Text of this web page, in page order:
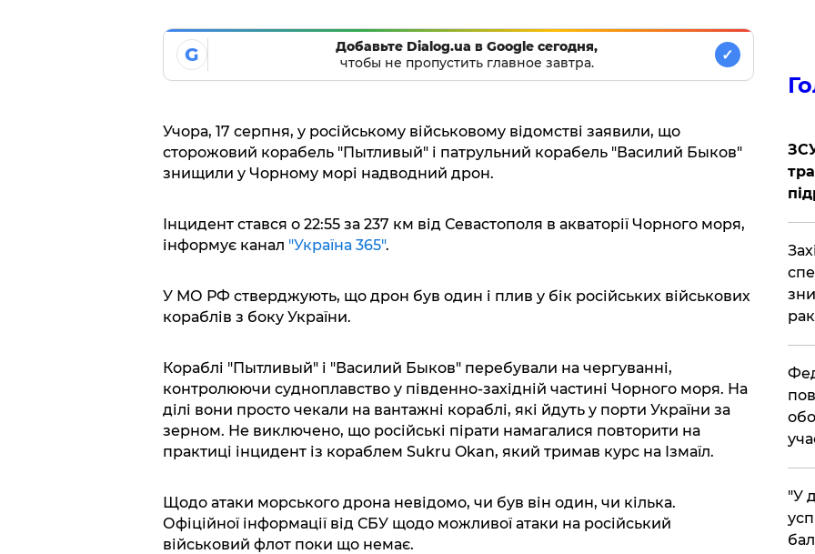
G
Добавьте Dialog.ua в Google сегодня,
чтобы не пропустить главное завтра.
✓
Учора, 17 серпня, у російському військовому відомстві заявили, що
сторожовий корабель "Пытливый" і патрульний корабель "Василий Быков"
знищили у Чорному морі надводний дрон.
Інцидент стався о 22:55 за 237 км від Севастополя в акваторії Чорного моря,
інформує канал "Україна 365".
У МО РФ стверджують, що дрон був один і плив у бік російських військових
кораблів з боку України.
Кораблі "Пытливый" і "Василий Быков" перебували на чергуванні,
контролюючи судноплавство у південно-західній частині Чорного моря. На
ділі вони просто чекали на вантажні кораблі, які йдуть у порти України за
зерном. Не виключено, що російські пірати намагалися повторити на
практиці інцидент із кораблем Sukru Okan, який тримав курс на Ізмаїл.
Щодо атаки морського дрона невідомо, чи був він один, чи кілька.
Офіційної інформації від СБУ щодо можливої атаки на російський
військовий флот поки що немає.
​"У